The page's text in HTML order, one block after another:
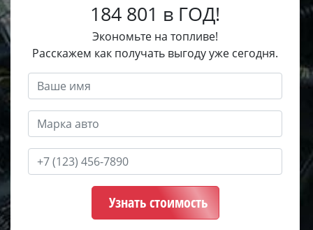
184 801 в ГОД!
Экономьте на топливе!
Расскажем как получать выгоду уже сегодня.
Узнать стоимость